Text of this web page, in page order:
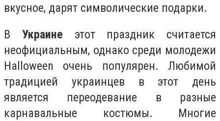
вкусное, дарят символические подарки.
В Украине этот праздник считается
неофициальным, однако среди молодежи
Halloween очень популярен. Любимой
традицией украинцев в этот день
является переодевание в разные
карнавальные костюмы. Многие